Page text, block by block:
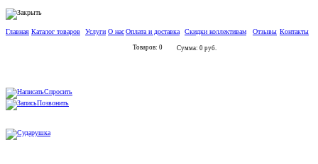
Главная Каталог товаров Услуги О насОплата и доставка Скидки коллективам Отзывы Контакты
Товаров: 0 Сумма: 0 руб.
Спросить
Позвонить